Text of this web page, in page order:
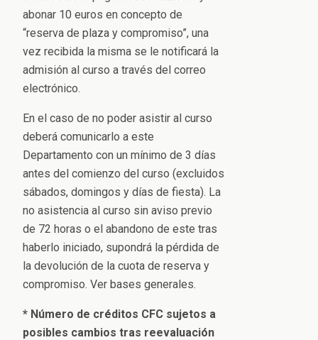
abonar 10 euros en concepto de
“reserva de plaza y compromiso”, una
vez recibida la misma se le notificará la
admisión al curso a través del correo
electrónico.
En el caso de no poder asistir al curso
deberá comunicarlo a este
Departamento con un mínimo de 3 días
antes del comienzo del curso (excluidos
sábados, domingos y días de fiesta). La
no asistencia al curso sin aviso previo
de 72 horas o el abandono de este tras
haberlo iniciado, supondrá la pérdida de
la devolución de la cuota de reserva y
compromiso. Ver bases generales.
* Número de créditos CFC sujetos a
posibles cambios tras reevaluación